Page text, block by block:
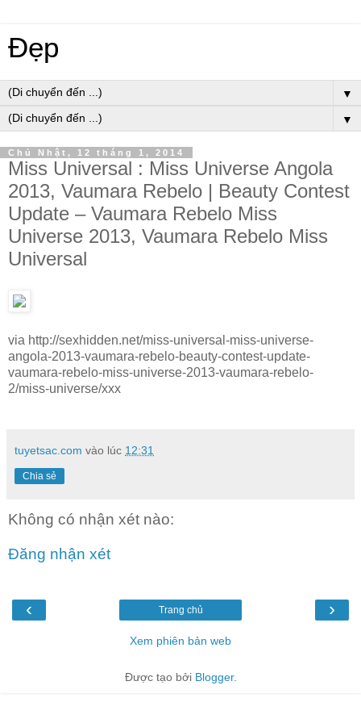
Đẹp
▼
▼
Chủ Nhật, 12 tháng 1, 2014
Miss Universal : Miss Universe Angola
2013, Vaumara Rebelo | Beauty Contest
Update – Vaumara Rebelo Miss
Universe 2013, Vaumara Rebelo Miss
Universal
via http://sexhidden.net/miss-universal-miss-universe-
angola-2013-vaumara-rebelo-beauty-contest-update-
vaumara-rebelo-miss-universe-2013-vaumara-rebelo-
2/miss-universe/xxx
tuyetsac.com vào lúc 12:31
Chia sẻ
Không có nhận xét nào:
Đăng nhận xét
‹ ›
Trang chủ
Xem phiên bản web
Được tạo bởi Blogger.